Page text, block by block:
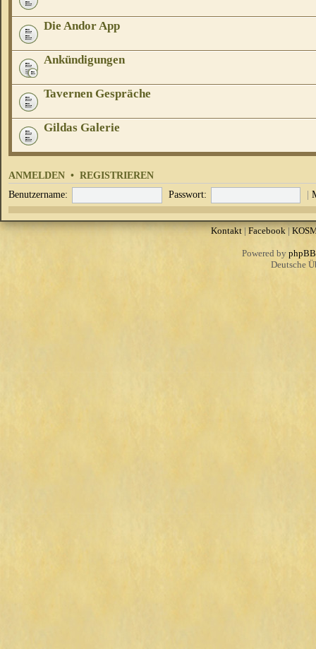
Die Andor App
Ankündigungen
Tavernen Gespräche
Gildas Galerie
ANMELDEN • REGISTRIEREN
Benutzername: Passwort: |
Kontakt| Facebook|
Powered by phpBB
Deutsche